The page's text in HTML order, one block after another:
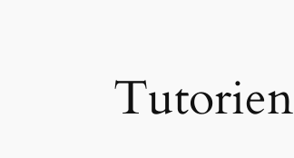
Tutorien